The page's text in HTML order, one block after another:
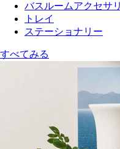
バスルームアクセサ
トレイ
ステーショナリー
すべてみる